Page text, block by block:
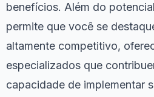
benefícios. Além do
permite que você se
altamente competitivo,
especializados que
capacidade de implementar